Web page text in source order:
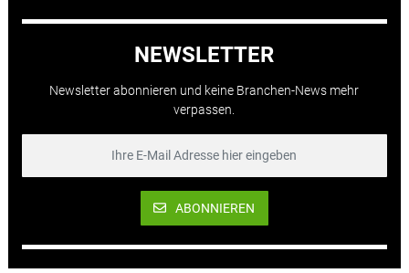
NEWSLETTER
Newsletter abonnieren und keine Branchen-News mehr
verpassen.
ABONNIEREN